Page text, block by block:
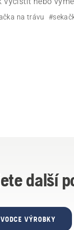
videa s
na trávu
další
VÝROBKY